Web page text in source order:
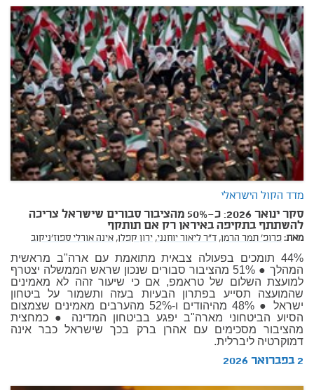
מדד הקול הישראלי
סקר ינואר 2026: כ־50% מהציבור סבורים שישראל צריכה
להשתתף בתקיפה באיראן רק אם תותקף
מאת:פרופ' תמר הרמן, ד"ר ליאור יוחנני, ירון קפלן, אינה אורלי ספוז'ניקוב
44% תומכים בפעולה צבאית מתואמת עם ארה"ב מראשית
המהלך ● 51% מהציבור סבורים שנכון שראש הממשלה יצטרף
למועצת השלום של טראמפ, אם כי שיעור זהה לא מאמינים
שהמועצה תסייע בפתרון הבעיות בעזה ותשמור על ביטחון
ישראל ● 48% מהיהודים ו-52% מהערבים מאמינים שצמצום
הסיוע הביטחוני מארה"ב יפגע בביטחון המדינה ● כמחצית
מהציבור מסכימים עם אהרן ברק בכך שישראל כבר אינה
דמוקרטיה ליברלית.
2 בפברואר 2026